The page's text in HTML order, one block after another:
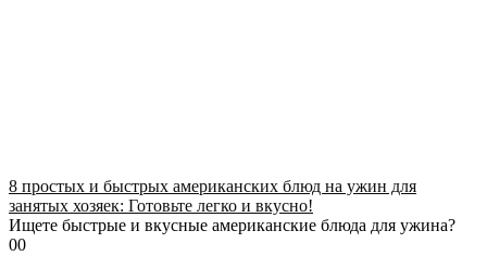
8 простых и быстрых американских блюд на ужин для
занятых хозяек: Готовьте легко и вкусно!
Ищете быстрые и вкусные американские блюда для ужина?
00